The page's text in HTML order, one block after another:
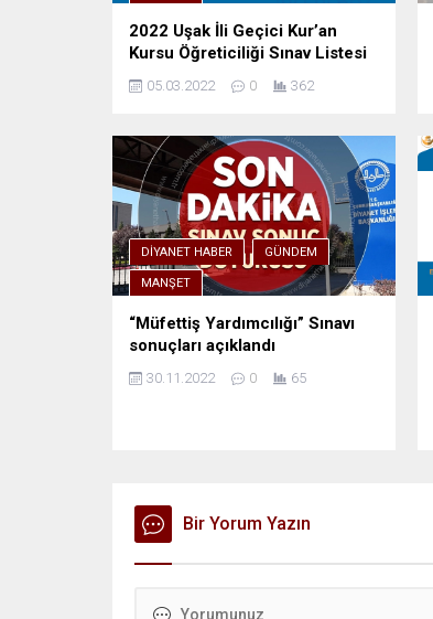
2022 Uşak İli Geçici Kur’an
Kursu Öğreticiliği Sınav Listesi
05.03.2022 0 362
DIYANET HABER GÜNDEM
MANŞET
“Müfettiş Yardımcılığı” Sınavı
sonuçları açıklandı
30.11.2022 0 65
Bir Yorum Yazın